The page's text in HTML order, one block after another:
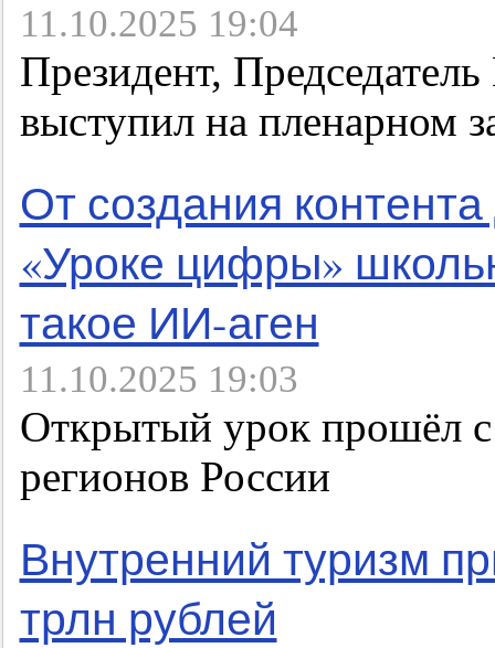
11.10.2025 19:04
Президент,
выступил на пленарном
От создания
«Уроке цифры»
такое ИИ-аген
11.10.2025 19:03
Открытый урок прошёл с
регионов России
Внутренний туризм
трлн рублей